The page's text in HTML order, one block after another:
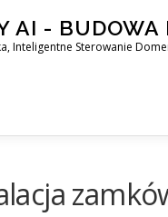
AI - BUDOWA
Inteligentne Sterowanie